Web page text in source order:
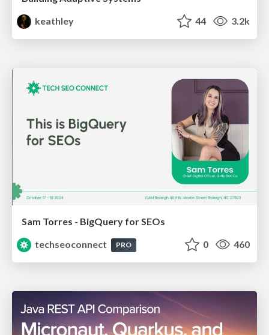
keathley
44 3.2k
Sam Torres - BigQuery for SEOs
techseoconnect
PRO 0 460